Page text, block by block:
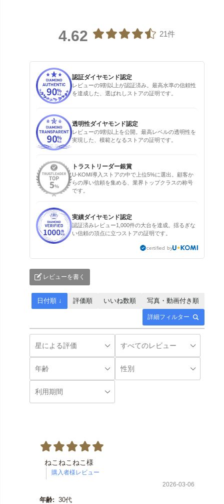
4.62 21件
認証ダイヤモンド認定
レビューの9割以上が認証済み。最高水準の信頼性
を達成した、選ばれしストアの証明です。
透明性ダイヤモンド認定
レビューの9割以上を公開。最高レベルの透明性を
実現した、模範となるストアの証明です。
トラストリーダー銀賞
U-KOMI導入ストアの中で上位5%に選出。顧客か
らの厚い信頼を集める、業界トップクラスの称号
です。
実績ダイヤモンド認定
認証済みレビュー1,000件の大台を達成。揺るぎな
い信頼の頂点に立つストアの証明です。
certified by
レビューを書く
詳細フィルター
日付順 ↓ 評価順 いいね数順 写真・動画付き順
ねこねこねこ様
2026-03-06
年齢: 30代